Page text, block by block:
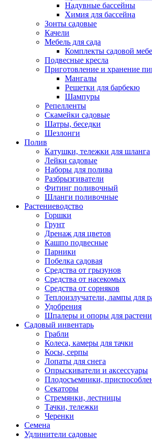
Надувные бассейны
Химия для бассейна
Зонты садовые
Качели
Мебель для сада
Комплекты садовой
Подвесные кресла
Приготовление и хранение
Мангалы
Решетки для барбекю
Шампуры
Репелленты
Скамейки садовые
Шатры, беседки
Шезлонги
Полив
Катушки, тележки для шланга
Лейки садовые
Наборы для полива
Разбрызгиватели
Фитинг поливочный
Шланги поливочные
Растениеводство
Горшки
Грунт
Дренаж для цветов
Кашпо подвесные
Парники
Побелка садовая
Средства от грызунов
Средства от насекомых
Средства от сорняков
Теплоизлучатели, лампы для
Удобрения
Шпалеры и опоры для
Садовый инвентарь
Грабли
Колеса, камеры для тачки
Косы, серпы
Лопаты для снега
Опрыскиватели и аксессуары
Плодосъемники,
Секаторы
Стремянки, лестницы
Тачки, тележки
Черенки
Семена
Удлинители садовые